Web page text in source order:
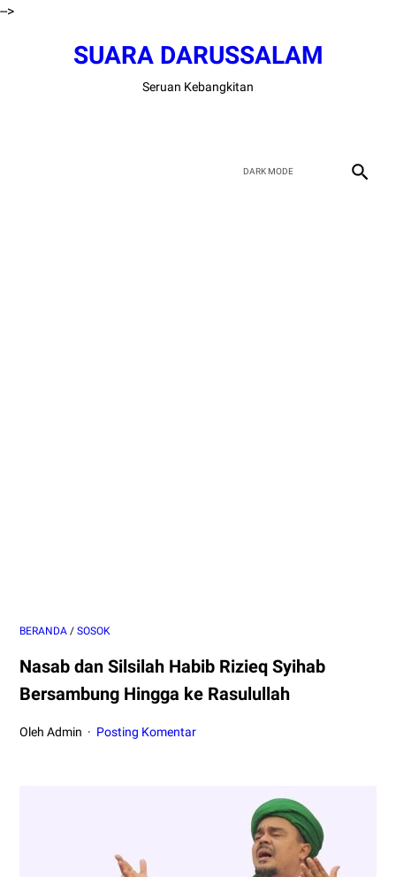
-->
SUARA DARUSSALAM
Seruan Kebangkitan
BERANDA / SOSOK
Nasab dan Silsilah Habib Rizieq Syihab
Bersambung Hingga ke Rasulullah
Oleh Admin Posting Komentar